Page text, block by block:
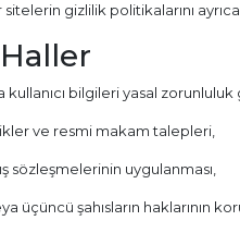
gizlilik politikalarını
kullanıcı bilgileri yasal
ve resmi makam talepleri,
sözleşmelerinin uygulanması,
üçüncü şahısların haklarının